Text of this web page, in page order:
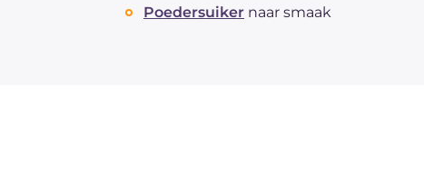
Poedersuiker naar smaak